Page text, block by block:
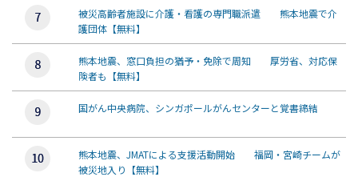
被災高齢者施設に介護・看護の専門職派遣 熊本地震で介
護団体【無料】
熊本地震、窓口負担の猶予・免除で周知 厚労省、対応保
険者も【無料】
国がん中央病院、シンガポールがんセンターと覚書締結
熊本地震、JMATによる支援活動開始 福岡・宮崎チームが
被災地入り【無料】